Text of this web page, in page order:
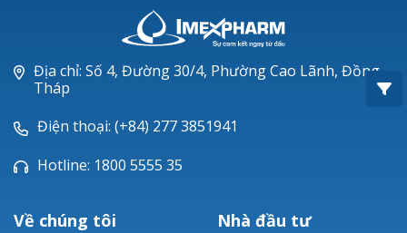
Piperacillin
Ticarlinat®
Zobacta®
Bacsulfo®
Địa chỉ: Số 4, Đường 30/4, Phường Cao Lãnh, Đồng
Tháp
Điện thoại: (+84) 277 3851941
Hotline: 1800 5555 35
Về chúng tôi Nhà đầu tư